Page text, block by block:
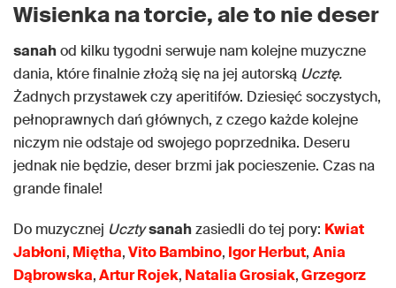
Wisienka na torcie, ale to nie deser
sanahod kilku tygodni serwuje nam kolejne muzyczne
dania, które finalnie złożą się na jej autorską Ucztę.
Żadnych przystawek czy aperitifów. Dziesięć soczystych,
pełnoprawnych dań głównych, z czego każde kolejne
niczym nie odstaje od swojego poprzednika. Deseru
jednak nie będzie, deser brzmi jak pocieszenie. Czas na
grande finale!
Do muzycznej Ucztysanahzasiedli do tej pory: Kwiat
Jabłoni, Miętha,Vito Bambino, Igor Herbut, Ania
Dąbrowska,Artur Rojek, Natalia Grosiak,Grzegorz